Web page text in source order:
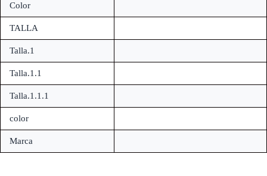
Color
TALLA
Talla.1
Talla.1.1
Talla.1.1.1
color
Marca